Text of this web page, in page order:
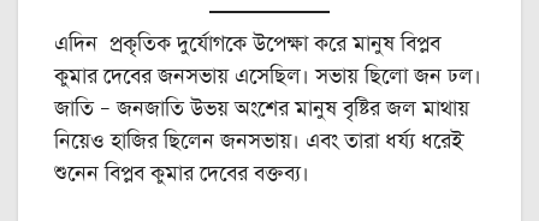
এদিন প্রকৃতিক দুর্যোগকে উপেক্ষা করে মানুষ বিপ্লব
কুমার দেবের জনসভায় এসেছিল। সভায় ছিলো জন ঢল।
জাতি – জনজাতি উভয় অংশের মানুষ বৃষ্টির জল মাথায়
নিয়েও হাজির ছিলেন জনসভায়। এবং তারা ধর্য্য ধরেই
শুনেন বিপ্লব কুমার দেবের বক্তব্য।